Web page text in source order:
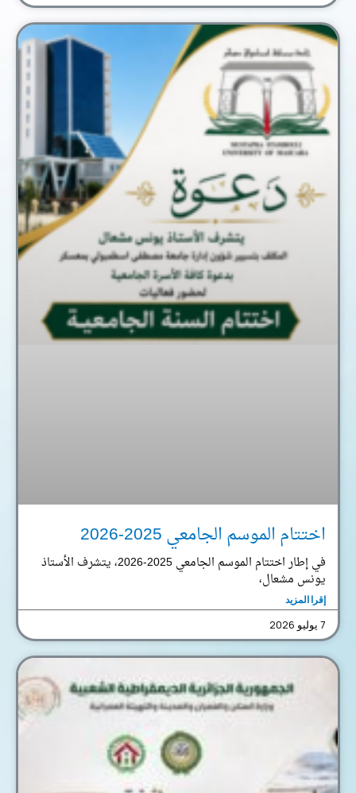
اختتام الموسم الجامعي 2025-2026
في إطار اختتام الموسم الجامعي 2025-2026، يتشرف الأستاذ
يونس مشعال،
إقرا المزيد
7 يوليو 2026